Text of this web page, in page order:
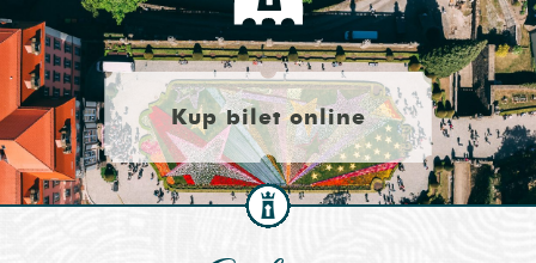
Kup bilet online